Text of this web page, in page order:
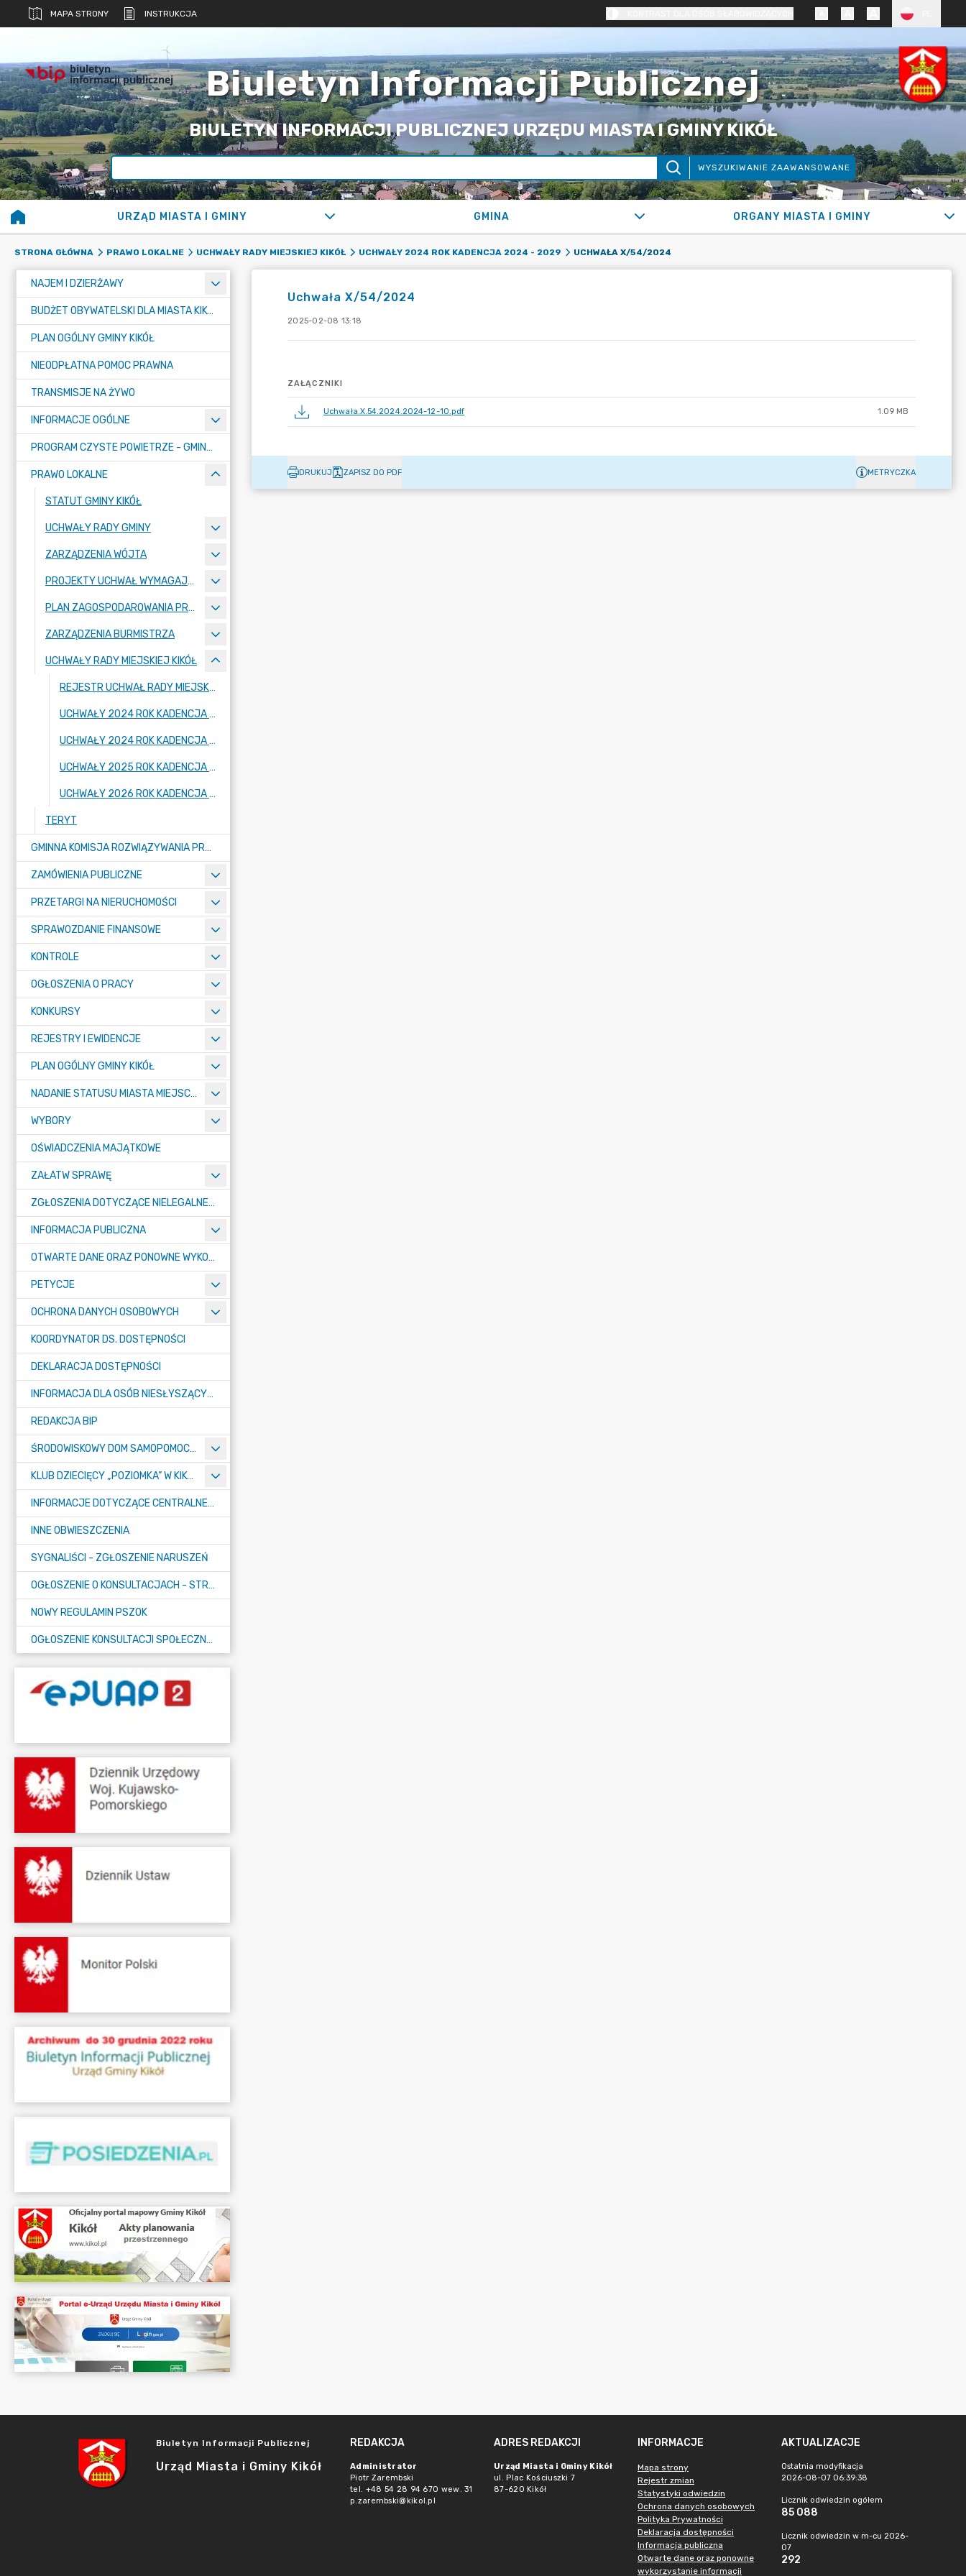
MAPA STRONY INSTRUKCJA
biuletyn
informacji publicznej Biuletyn Informacji Publicznej
BIULETYN INFORMACJI PUBLICZNEJ URZĘDU MIASTA I GMINY KIKÓŁ
WYSZUKIWANIE ZAAWANSOWANE
URZĄD MIASTA I GMINY GMINA ORGANY MIASTA I GMINY
STRONA GŁÓWNA PRAWO LOKALNE UCHWAŁY RADY MIEJSKIEJ KIKÓŁ UCHWAŁY 2024 ROK KADENCJA 2024 - 2029 UCHWAŁA X/54/2024
NAJEM I DZIERŻAWY
BUDŻET OBYWATELSKI DLA MIASTA KIKÓŁ
PLAN OGÓLNY GMINY KIKÓŁ
NIEODPŁATNA POMOC PRAWNA
TRANSMISJE NA ŻYWO
INFORMACJE OGÓLNE
PROGRAM CZYSTE POWIETRZE - GMINA KIKÓŁ
PRAWO LOKALNE
STATUT GMINY KIKÓŁ
UCHWAŁY RADY GMINY
ZARZĄDZENIA WÓJTA
PROJEKTY UCHWAŁ WYMAGAJĄCE KONSULTACJI
PLAN ZAGOSPODAROWANIA PRZESTRZENNEGO
ZARZĄDZENIA BURMISTRZA
UCHWAŁY RADY MIEJSKIEJ KIKÓŁ
REJESTR UCHWAŁ RADY MIEJSKIEJ KIKÓŁ
UCHWAŁY 2024 ROK KADENCJA 2018 - 2024
UCHWAŁY 2024 ROK KADENCJA 2024 - 2029
UCHWAŁY 2025 ROK KADENCJA 2024 - 2029
UCHWAŁY 2026 ROK KADENCJA 2024 - 2029
TERYT
GMINNA KOMISJA ROZWIĄZYWANIA PROBLEMÓW ALKOHOLOWYCH
ZAMÓWIENIA PUBLICZNE
PRZETARGI NA NIERUCHOMOŚCI
SPRAWOZDANIE FINANSOWE
KONTROLE
OGŁOSZENIA O PRACY
KONKURSY
REJESTRY I EWIDENCJE
PLAN OGÓLNY GMINY KIKÓŁ
NADANIE STATUSU MIASTA MIEJSCOWOŚCI KIKÓŁ
WYBORY
OŚWIADCZENIA MAJĄTKOWE
ZAŁATW SPRAWĘ
ZGŁOSZENIA DOTYCZĄCE NIELEGALNEGO SPALANIA ODPADÓW
INFORMACJA PUBLICZNA
OTWARTE DANE ORAZ PONOWNE WYKORZYSTANIE INFORMACJI SEKTORA PUBLICZNEGO
PETYCJE
OCHRONA DANYCH OSOBOWYCH
KOORDYNATOR DS. DOSTĘPNOŚCI
DEKLARACJA DOSTĘPNOŚCI
INFORMACJA DLA OSÓB NIESŁYSZĄCYCH
REDAKCJA BIP
ŚRODOWISKOWY DOM SAMOPOMOCY "KONICZYNKA" W SUMINIE
KLUB DZIECIĘCY „POZIOMKA” W KIKOLE
INFORMACJE DOTYCZĄCE CENTRALNEGO PORTU KOMUNIKACYJNEGO
INNE OBWIESZCZENIA
SYGNALIŚCI - ZGŁOSZENIE NARUSZEŃ
OGŁOSZENIE O KONSULTACJACH - STRATEGIA
NOWY REGULAMIN PSZOK
OGŁOSZENIE KONSULTACJI SPOŁECZNYCH
Uchwała X/54/2024
2025-02-08 13:18
ZAŁĄCZNIKI
Uchwała.X.54.2024.2024-12-10.pdf 1.09 MB
DRUKUJ ZAPISZ DO PDF METRYCZKA
Biuletyn Informacji Publicznej
Urząd Miasta i Gminy Kikół
REDAKCJA
Administrator
Piotr Zarembski
tel. +48 54 28 94 670 wew. 31
p.zarembski@kikol.pl
ADRES REDAKCJI
Urząd Miasta i Gminy Kikół
ul. Plac Kościuszki 7
87-620 Kikół
INFORMACJE
Mapa strony
Rejestr zmian
Statystyki odwiedzin
Ochrona danych osobowych
Polityka Prywatności
Deklaracja dostępności
Informacja publiczna
Otwarte dane oraz ponowne
wykorzystanie informacji
AKTUALIZACJE
Ostatnia modyfikacja
2026-08-07 06:39:38
Licznik odwiedzin ogółem
85 088
Licznik odwiedzin w m-cu 2026-
07
292